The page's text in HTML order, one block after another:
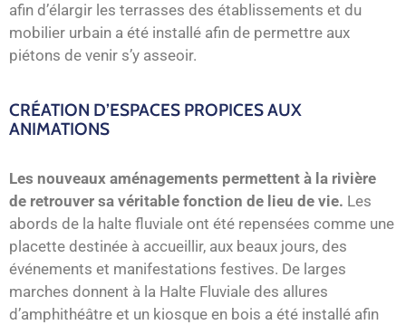
afin d’élargir les terrasses des établissements et du
mobilier urbain a été installé afin de permettre aux
piétons de venir s’y asseoir.
CRÉATION D’ESPACES PROPICES AUX
ANIMATIONS
Les nouveaux aménagements permettent à la rivière
de retrouver sa véritable fonction de lieu de vie. Les
abords de la halte fluviale ont été repensées comme une
placette destinée à accueillir, aux beaux jours, des
événements et manifestations festives. De larges
marches donnent à la Halte Fluviale des allures
d’amphithéâtre et un kiosque en bois a été installé afin